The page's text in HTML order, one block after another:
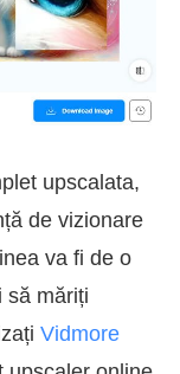
upscalata,
de vizionare
va fi de o
să măriți
Vidmore